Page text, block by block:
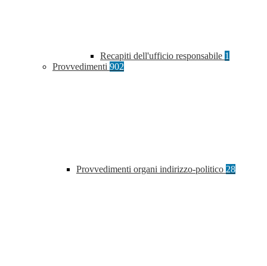
Recapiti dell'ufficio responsabile 1
Provvedimenti 902
Provvedimenti organi indirizzo-politico 28